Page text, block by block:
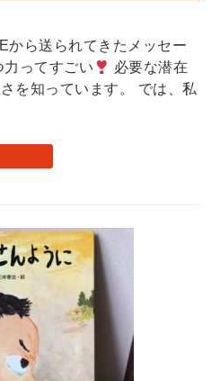
から送られてきたメッセー
力ってすごい
必要な潜在
を知っています。 では、私